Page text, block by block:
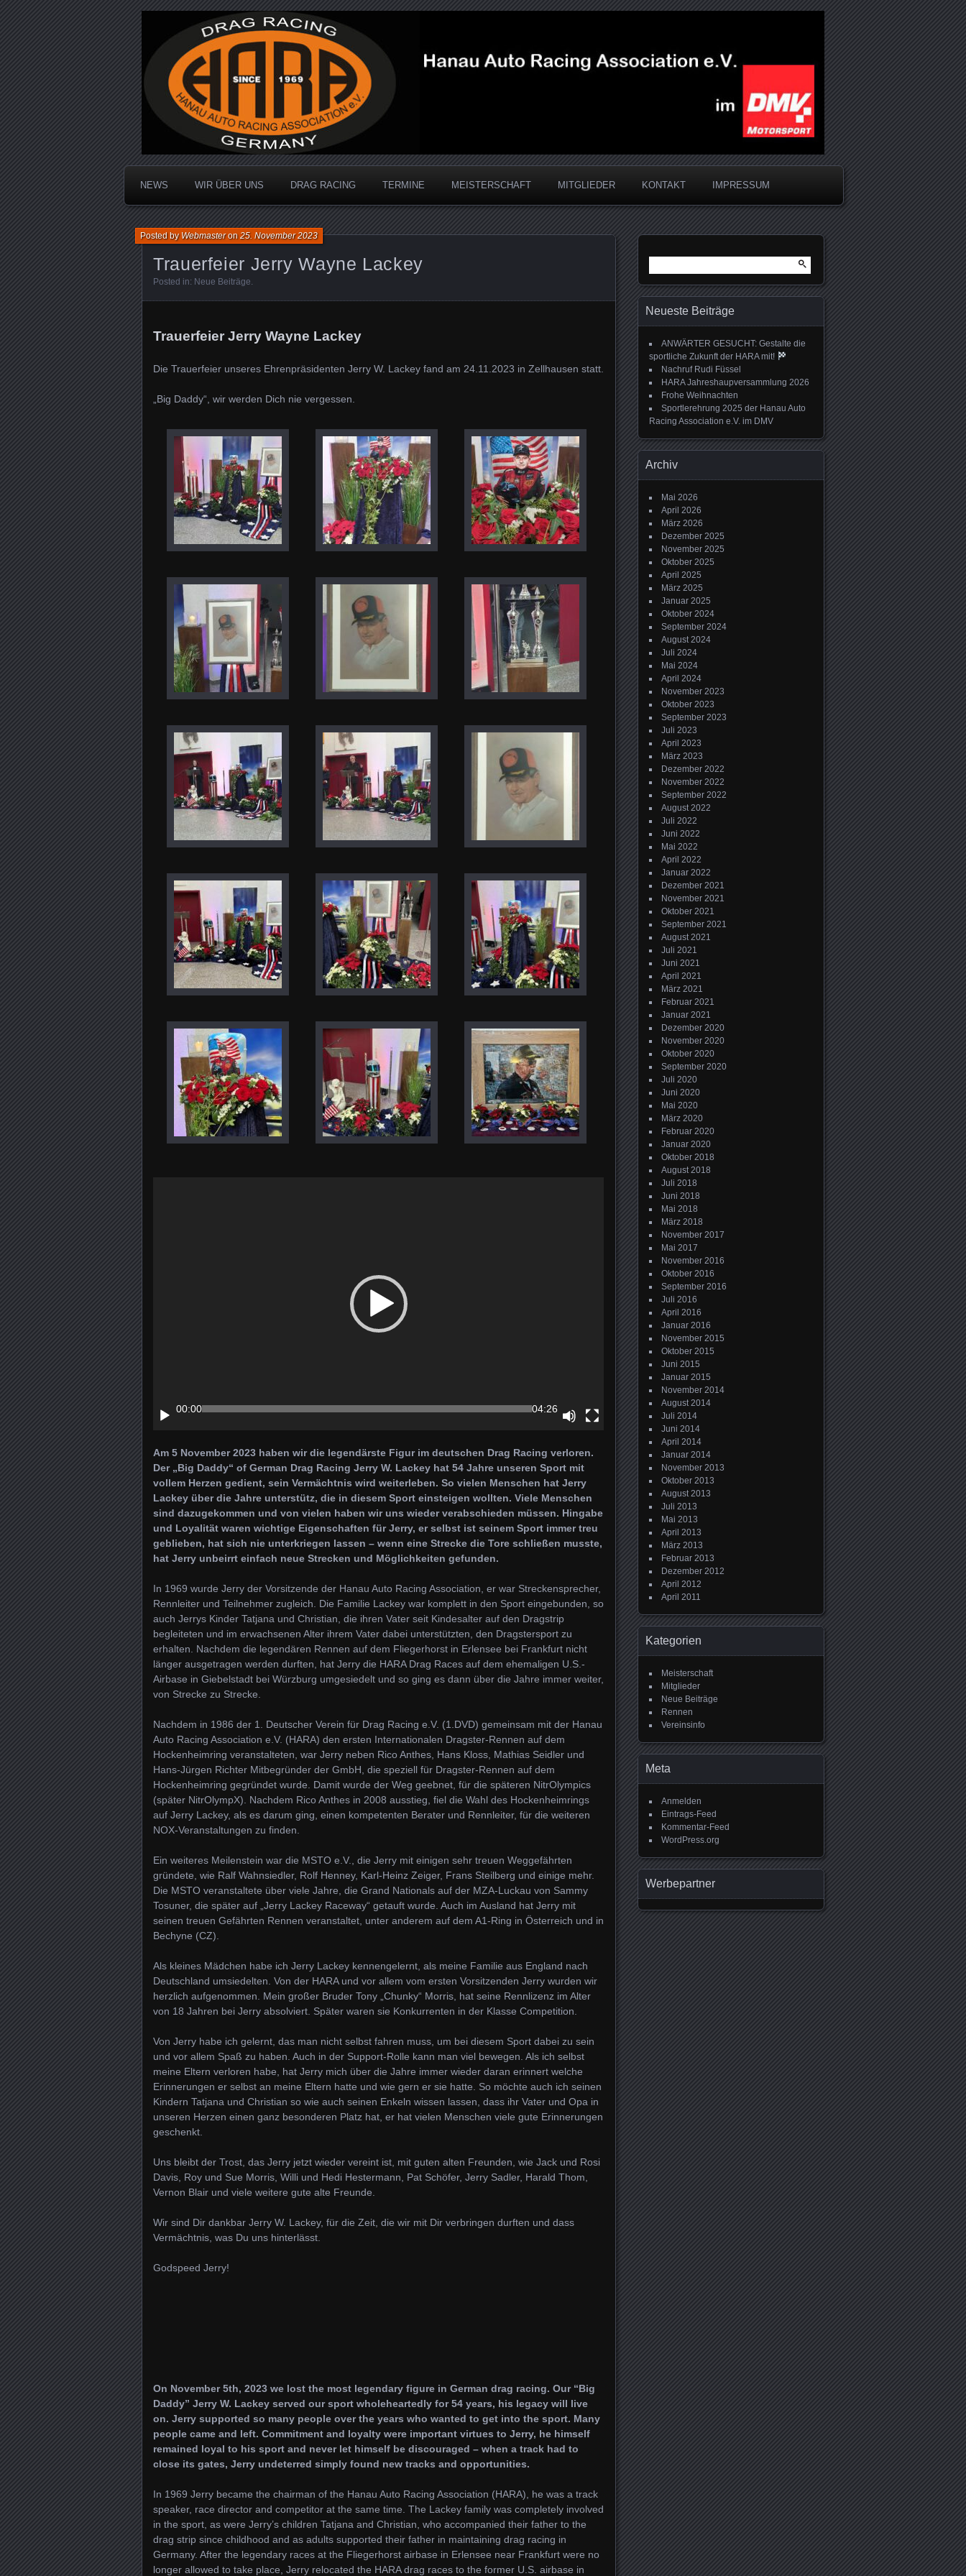
Hanau Auto Racing Association
Dragracing auf der 1/4 Meile
NEWS WIR ÜBER UNS DRAG RACING TERMINE MEISTERSCHAFT MITGLIEDER KONTAKT IMPRESSUM
Trauerfeier Jerry Wayne Lackey
Posted byWebmasteron25. November 2023
Posted in: Neue Beiträge.
Trauerfeier Jerry Wayne Lackey
Die Trauerfeier unseres Ehrenpräsidenten Jerry W. Lackey fand am 24.11.2023 in Zellhausen statt.
„Big Daddy“, wir werden Dich nie vergessen.
00:00 04:26
Am 5 November 2023 haben wir die legendärste Figur im deutschen Drag Racing verloren.
Der „Big Daddy“ of German Drag Racing Jerry W. Lackey hat 54 Jahre unseren Sport mit
vollem Herzen gedient, sein Vermächtnis wird weiterleben. So vielen Menschen hat Jerry
Lackey über die Jahre unterstütz, die in diesem Sport einsteigen wollten. Viele Menschen
sind dazugekommen und von vielen haben wir uns wieder verabschieden müssen. Hingabe
und Loyalität waren wichtige Eigenschaften für Jerry, er selbst ist seinem Sport immer treu
geblieben, hat sich nie unterkriegen lassen – wenn eine Strecke die Tore schließen musste,
hat Jerry unbeirrt einfach neue Strecken und Möglichkeiten gefunden.
In 1969 wurde Jerry der Vorsitzende der Hanau Auto Racing Association, er war Streckensprecher,
Rennleiter und Teilnehmer zugleich. Die Familie Lackey war komplett in den Sport eingebunden, so
auch Jerrys Kinder Tatjana und Christian, die ihren Vater seit Kindesalter auf den Dragstrip
begleiteten und im erwachsenen Alter ihrem Vater dabei unterstützten, den Dragstersport zu
erhalten. Nachdem die legendären Rennen auf dem Fliegerhorst in Erlensee bei Frankfurt nicht
länger ausgetragen werden durften, hat Jerry die HARA Drag Races auf dem ehemaligen U.S.-
Airbase in Giebelstadt bei Würzburg umgesiedelt und so ging es dann über die Jahre immer weiter,
von Strecke zu Strecke.
Nachdem in 1986 der 1. Deutscher Verein für Drag Racing e.V. (1.DVD) gemeinsam mit der Hanau
Auto Racing Association e.V. (HARA) den ersten Internationalen Dragster-Rennen auf dem
Hockenheimring veranstalteten, war Jerry neben Rico Anthes, Hans Kloss, Mathias Seidler und
Hans-Jürgen Richter Mitbegründer der GmbH, die speziell für Dragster-Rennen auf dem
Hockenheimring gegründet wurde. Damit wurde der Weg geebnet, für die späteren NitrOlympics
(später NitrOlympX). Nachdem Rico Anthes in 2008 ausstieg, fiel die Wahl des Hockenheimrings
auf Jerry Lackey, als es darum ging, einen kompetenten Berater und Rennleiter, für die weiteren
NOX-Veranstaltungen zu finden.
Ein weiteres Meilenstein war die MSTO e.V., die Jerry mit einigen sehr treuen Weggefährten
gründete, wie Ralf Wahnsiedler, Rolf Henney, Karl-Heinz Zeiger, Frans Steilberg und einige mehr.
Die MSTO veranstaltete über viele Jahre, die Grand Nationals auf der MZA-Luckau von Sammy
Tosuner, die später auf „Jerry Lackey Raceway“ getauft wurde. Auch im Ausland hat Jerry mit
seinen treuen Gefährten Rennen veranstaltet, unter anderem auf dem A1-Ring in Österreich und in
Bechyne (CZ).
Als kleines Mädchen habe ich Jerry Lackey kennengelernt, als meine Familie aus England nach
Deutschland umsiedelten. Von der HARA und vor allem vom ersten Vorsitzenden Jerry wurden wir
herzlich aufgenommen. Mein großer Bruder Tony „Chunky“ Morris, hat seine Rennlizenz im Alter
von 18 Jahren bei Jerry absolviert. Später waren sie Konkurrenten in der Klasse Competition.
Von Jerry habe ich gelernt, das man nicht selbst fahren muss, um bei diesem Sport dabei zu sein
und vor allem Spaß zu haben. Auch in der Support-Rolle kann man viel bewegen. Als ich selbst
meine Eltern verloren habe, hat Jerry mich über die Jahre immer wieder daran erinnert welche
Erinnerungen er selbst an meine Eltern hatte und wie gern er sie hatte. So möchte auch ich seinen
Kindern Tatjana und Christian so wie auch seinen Enkeln wissen lassen, dass ihr Vater und Opa in
unseren Herzen einen ganz besonderen Platz hat, er hat vielen Menschen viele gute Erinnerungen
geschenkt.
Uns bleibt der Trost, das Jerry jetzt wieder vereint ist, mit guten alten Freunden, wie Jack und Rosi
Davis, Roy und Sue Morris, Willi und Hedi Hestermann, Pat Schöfer, Jerry Sadler, Harald Thom,
Vernon Blair und viele weitere gute alte Freunde.
Wir sind Dir dankbar Jerry W. Lackey, für die Zeit, die wir mit Dir verbringen durften und dass
Vermächtnis, was Du uns hinterlässt.
Godspeed Jerry!
On November 5th, 2023 we lost the most legendary figure in German drag racing. Our “Big
Daddy” Jerry W. Lackey served our sport wholeheartedly for 54 years, his legacy will live
on. Jerry supported so many people over the years who wanted to get into the sport. Many
people came and left. Commitment and loyalty were important virtues to Jerry, he himself
remained loyal to his sport and never let himself be discouraged – when a track had to
close its gates, Jerry undeterred simply found new tracks and opportunities.
In 1969 Jerry became the chairman of the Hanau Auto Racing Association (HARA), he was a track
speaker, race director and competitor at the same time. The Lackey family was completely involved
in the sport, as were Jerry’s children Tatjana and Christian, who accompanied their father to the
drag strip since childhood and as adults supported their father in maintaining drag racing in
Germany. After the legendary races at the Fliegerhorst airbase in Erlensee near Frankfurt were no
longer allowed to take place, Jerry relocated the HARA drag races to the former U.S. airbase in
nach:
Neueste Beiträge
ANWÄRTER GESUCHT: Gestalte die
sportliche Zukunft der HARA mit!
Nachruf Rudi Füssel
HARA Jahreshaupversammlung 2026
Frohe Weihnachten
Sportlerehrung 2025 der Hanau Auto
Racing Association e.V. im DMV
Archiv
Mai 2026
April 2026
März 2026
Dezember 2025
November 2025
Oktober 2025
April 2025
März 2025
Januar 2025
Oktober 2024
September 2024
August 2024
Juli 2024
Mai 2024
April 2024
November 2023
Oktober 2023
September 2023
Juli 2023
April 2023
März 2023
Dezember 2022
November 2022
September 2022
August 2022
Juli 2022
Juni 2022
Mai 2022
April 2022
Januar 2022
Dezember 2021
November 2021
Oktober 2021
September 2021
August 2021
Juli 2021
Juni 2021
April 2021
März 2021
Februar 2021
Januar 2021
Dezember 2020
November 2020
Oktober 2020
September 2020
Juli 2020
Juni 2020
Mai 2020
März 2020
Februar 2020
Januar 2020
Oktober 2018
August 2018
Juli 2018
Juni 2018
Mai 2018
März 2018
November 2017
Mai 2017
November 2016
Oktober 2016
September 2016
Juli 2016
April 2016
Januar 2016
November 2015
Oktober 2015
Juni 2015
Januar 2015
November 2014
August 2014
Juli 2014
Juni 2014
April 2014
Januar 2014
November 2013
Oktober 2013
August 2013
Juli 2013
Mai 2013
April 2013
März 2013
Februar 2013
Dezember 2012
April 2012
April 2011
Kategorien
Meisterschaft
Mitglieder
Neue Beiträge
Rennen
Vereinsinfo
Meta
Anmelden
Eintrags-Feed
Kommentar-Feed
WordPress.org
Werbepartner